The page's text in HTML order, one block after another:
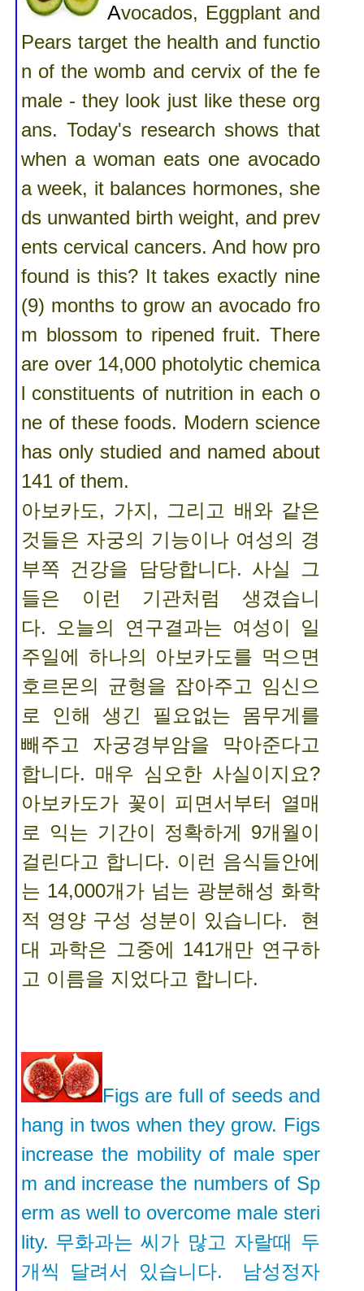
Avocados, Eggplant and
Pears target the health and functio
n of the womb and cervix of the fe
male - they look just like these org
ans. Today's research shows that
when a woman eats one avocado
a week, it balances hormones, she
ds unwanted birth weight, and prev
ents cervical cancers. And how pro
found is this? It takes exactly nine
(9) months to grow an avocado fro
m blossom to ripened fruit. There
are over 14,000 photolytic chemica
l constituents of nutrition in each o
ne of these foods. Modern science
has only studied and named about
141 of them.
아보카도, 가지, 그리고 배와 같은
것들은 자궁의 기능이나 여성의 경
부쪽 건강을 담당합니다. 사실 그
들은 이런 기관처럼 생겼습니
다.
오늘의 연구결과는 여성이 일
주일에 하나의 아보카도를 먹으면
호르몬의 균형을 잡아주고 임신으
로 인해 생긴 필요없는 몸무게를
빼주고 자궁경부암을 막아준다고
합니다. 매우 심오한 사실이지요?
아보카도가 꽃이 피면서부터 열매
로 익는 기간이 정확하게 9개월이
걸린다고 합니다. 이런 음식들안에
는 14,000개가 넘는 광분해성 화학
적 영양 구성 성분이 있습니다. 현
대 과학은 그중에 141개만 연구하
고 이름을 지었다고 합니다.
Figs are full of seeds and
hang in twos when they grow. Figs
increase the mobility of male sper
m and increase the numbers of Sp
erm as well to overcome male steri
lity. 무화과는 씨가 많고 자랄때 두
개씩 달려서 있습니다. 남성정자